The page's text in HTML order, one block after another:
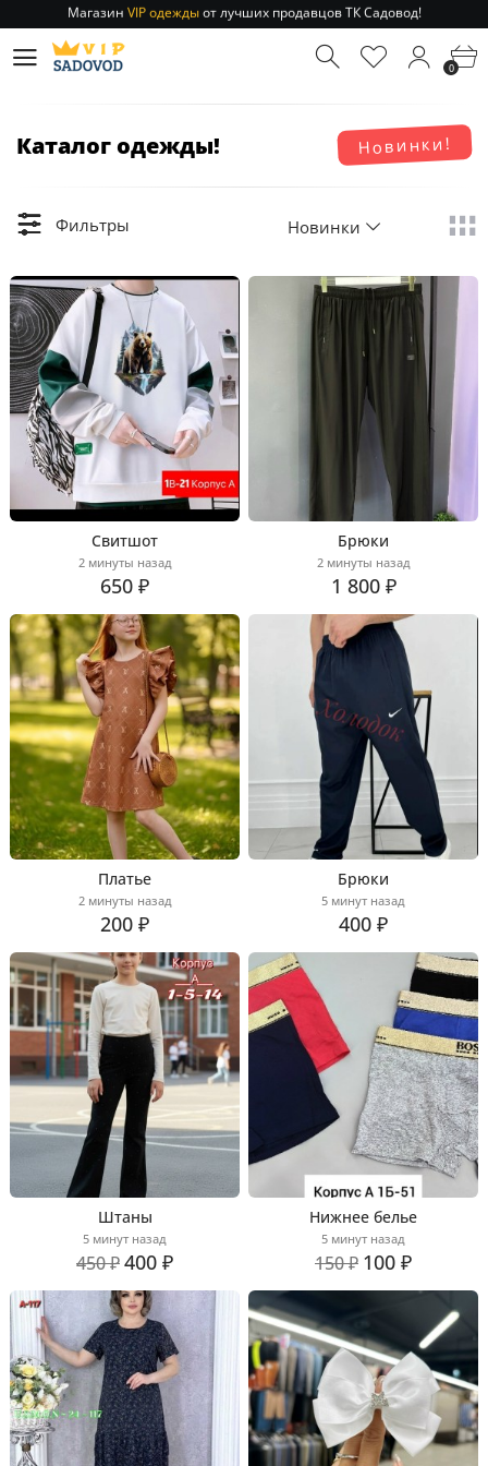
Отправление заказа 1-3 дняпо РФ и МСК!
Магазин
от лучших продавцов ТК Садовод!
0
Новинки!
Каталог одежды!
Фильтры Новинки
Свитшот
2 минуты назад
650 ₽
Брюки
2 минуты назад
1 800 ₽
Платье
2 минуты назад
200 ₽
Брюки
5 минут назад
400 ₽
Штаны
5 минут назад
450 ₽400 ₽
Нижнее белье
5 минут назад
150 ₽ 100 ₽